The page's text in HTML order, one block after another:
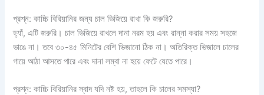
প্রশ্ন: কাচ্চি বিরিয়ানির জন্য চাল ভিজিয়ে রাখা কি জরুরি?
হ্যাঁ, এটি জরুরি। চাল ভিজিয়ে রাখলে দানা নরম হয় এবং রান্না করার সময় সহজে
ভাঙে না। তবে ৩০-৪৫ মিনিটের বেশি ভিজানো ঠিক না। অতিরিক্ত ভিজালে চালের
গায়ে আঠা আসতে পারে এবং দানা লম্বা না হয়ে ফেটে যেতে পারে।
প্রশ্ন: কাচ্চি বিরিয়ানির স্বাদ যদি নষ্ট হয়, তাহলে কি চালের সমস্যা?